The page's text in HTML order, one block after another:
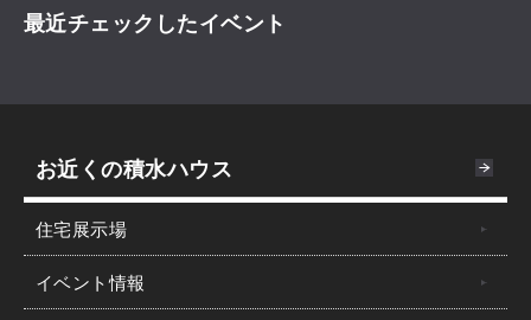
最近チェックしたイベント
お近くの積水ハウス
住宅展示場
イベント情報